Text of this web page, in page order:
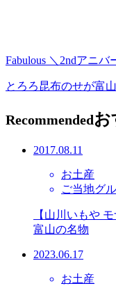
Fabulous ＼2ndアニバ
とろろ昆布のせが富
Recommendedお
2017.08.11
お土産
ご当地グ
【山川いもや
富山の名物
2023.06.17
お土産